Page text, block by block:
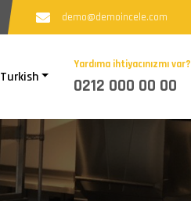
demo@demoincele.com
Turkish
Yardıma ihtiyacınızmı var?
0212 000 00 00